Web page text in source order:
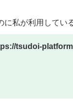
に私が利用してい
tsudoi-